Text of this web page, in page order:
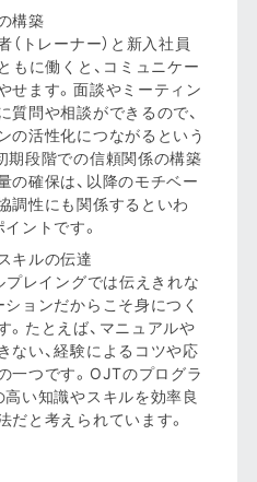
構築
トレーナー）と新入社員
もに働くと、コミュニケー
せます。面談やミーティン
質問や相談ができるので、
の活性化につながるという
期段階での信頼関係の構築
の確保は、以降のモチベー
調性にも関係するといわ
ントです。
キルの伝達
プレイングでは伝えきれな
ョンだからこそ身につく
。たとえば、マニュアルや
ない、経験によるコツや応
一つです。OJTのプログラ
高い知識やスキルを効率良
だと考えられています。